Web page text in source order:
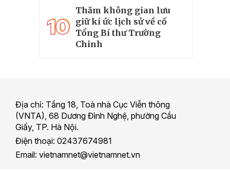
10
Thăm không gian lưu
giữ kí ức lịch sử về cố
Tổng Bí thư Trường
Chinh
Địa chỉ: Tầng 18, Toà nhà Cục Viễn thông
(VNTA), 68 Dương Đình Nghệ, phường Cầu
Giấy, TP. Hà Nội.
Điện thoại: 02437674981
Email: vietnamnet@vietnamnet.vn